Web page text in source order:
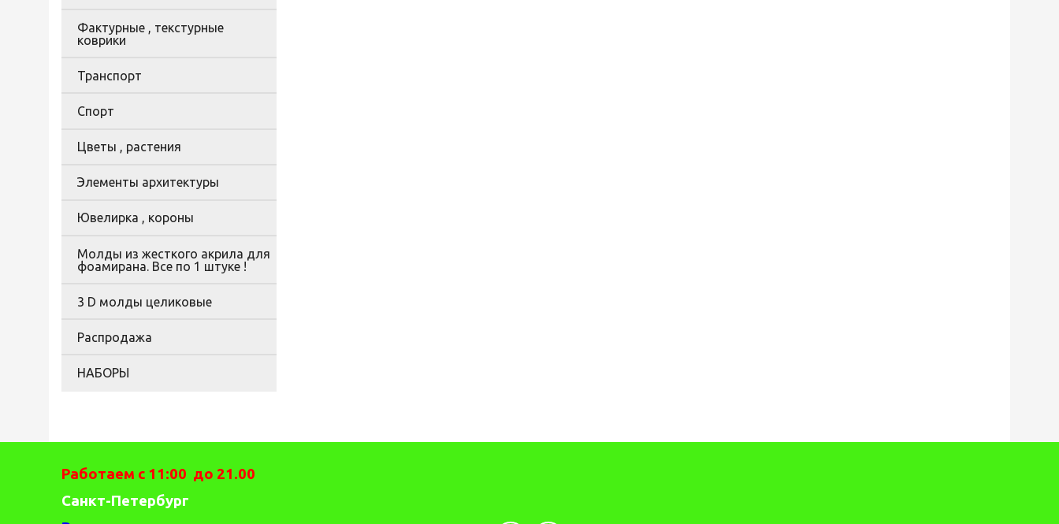
Фактурные , текстурные
коврики
Транспорт
Спорт
Цветы , растения
Элементы архитектуры
Ювелирка , короны
Молды из жесткого акрила для
фоамирана. Все по 1 штуке !
3 D молды целиковые
Распродажа
НАБОРЫ
Работаем с 11:00 до 21.00
Санкт-Петербург